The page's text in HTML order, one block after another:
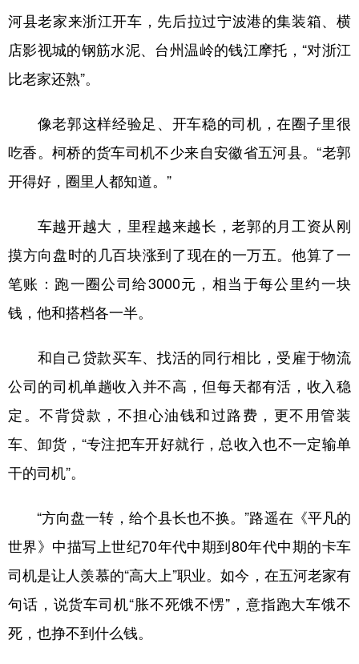
河县老家来浙江开车，先后拉过宁波港的集装箱、横
店影视城的钢筋水泥、台州温岭的钱江摩托，“对浙江
比老家还熟”。
像老郭这样经验足、开车稳的司机，在圈子里很
吃香。柯桥的货车司机不少来自安徽省五河县。“老郭
开得好，圈里人都知道。”
车越开越大，里程越来越长，老郭的月工资从刚
摸方向盘时的几百块涨到了现在的一万五。他算了一
笔账：跑一圈公司给3000元，相当于每公里约一块
钱，他和搭档各一半。
和自己贷款买车、找活的同行相比，受雇于物流
公司的司机单趟收入并不高，但每天都有活，收入稳
定。不背贷款，不担心油钱和过路费，更不用管装
车、卸货，“专注把车开好就行，总收入也不一定输单
干的司机”。
“方向盘一转，给个县长也不换。”路遥在《平凡的
世界》中描写上世纪70年代中期到80年代中期的卡车
司机是让人羡慕的“高大上”职业。如今，在五河老家有
句话，说货车司机“胀不死饿不愣”，意指跑大车饿不
死，也挣不到什么钱。